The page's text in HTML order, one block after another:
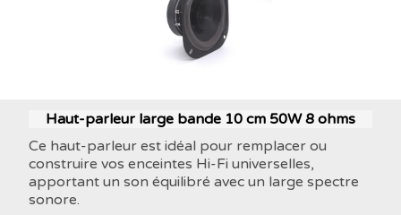
Haut-parleur large bande 10 cm 50W 8 ohms
Ce haut-parleur est idéal pour remplacer ou
construire vos enceintes Hi-Fi universelles,
apportant un son équilibré avec un large spectre
sonore.